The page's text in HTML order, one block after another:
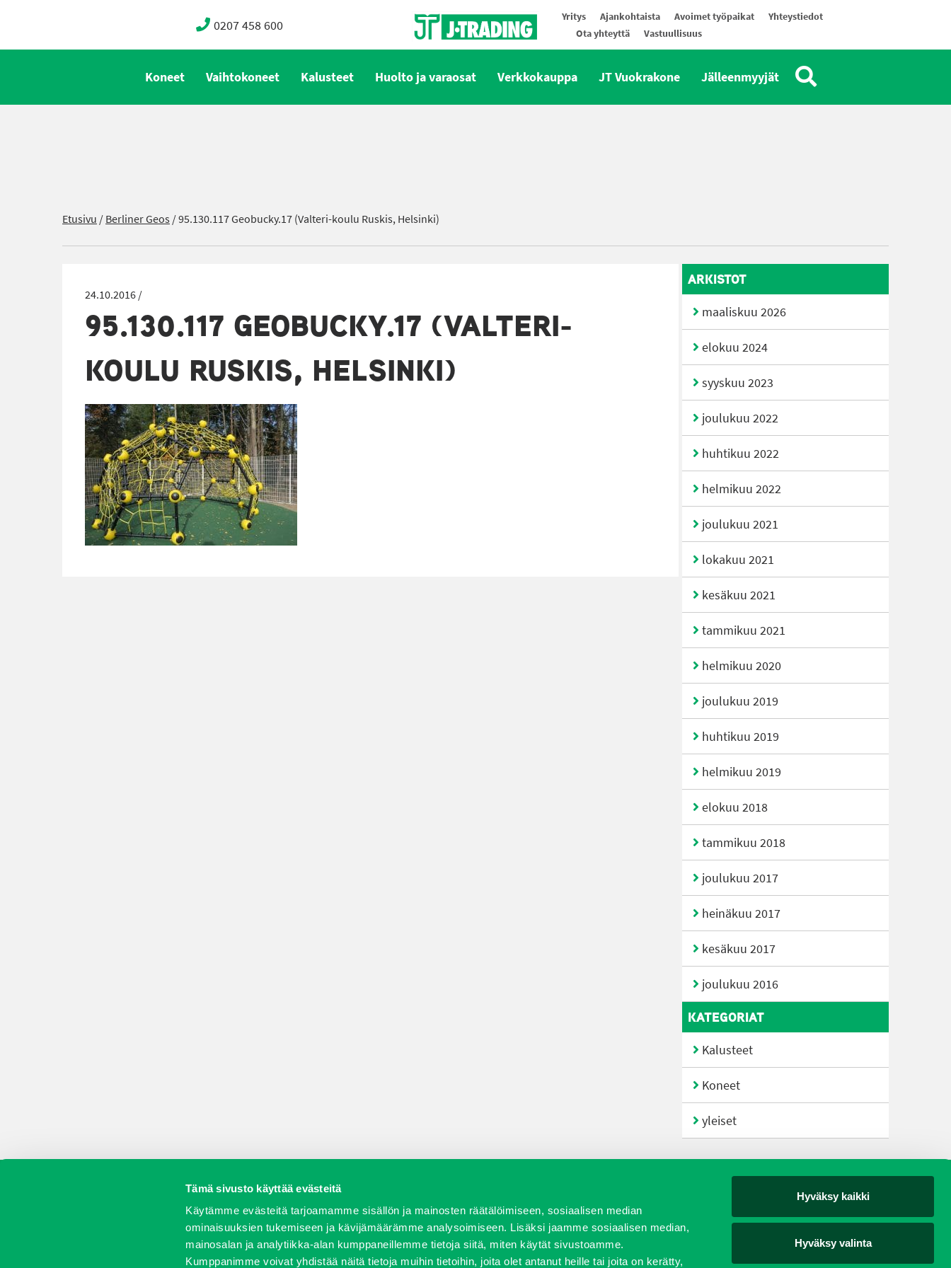
Tämä sivusto käyttää evästeitä
Käytämme evästeitä tarjoamamme sisällön ja mainosten räätälöimiseen, sosiaalisen median
ominaisuuksien tukemiseen ja kävijämäärämme analysoimiseen. Lisäksi jaamme sosiaalisen median,
mainosalan ja analytiikka-alan kumppaneillemme tietoja siitä, miten käytät sivustoamme.
Kumppanimme voivat yhdistää näitä tietoja muihin tietoihin, joita olet antanut heille tai joita on kerätty,
Hyväksy kaikki
Hyväksy valinta
0207 458 600 Yritys Ajankohtaista Avoimet työpaikat
Yhteystiedot
Ota yhteyttä
Vastuullisuus
Koneet Vaihtokoneet Kalusteet Huolto ja varaosat Verkkokauppa JT Vuokrakone Jälleenmyyjät
Etusivu /Berliner Geos /95.130.117 Geobucky.17 (Valteri-koulu Ruskis, Helsinki)
24.10.2016 /
95.130.117 GEOBUCKY.17 (VALTERI-
KOULU RUSKIS, HELSINKI)
ARKISTOT
maaliskuu 2026
elokuu 2024
syyskuu 2023
joulukuu 2022
huhtikuu 2022
helmikuu 2022
joulukuu 2021
lokakuu 2021
kesäkuu 2021
tammikuu 2021
helmikuu 2020
joulukuu 2019
huhtikuu 2019
helmikuu 2019
elokuu 2018
tammikuu 2018
joulukuu 2017
heinäkuu 2017
kesäkuu 2017
joulukuu 2016
KATEGORIAT
Kalusteet
Koneet
yleiset
Vaihtokoneet Kalusteet Huolto ja varaosat Verkkokauppa JT Vuokrakone Jälleenmyyjät